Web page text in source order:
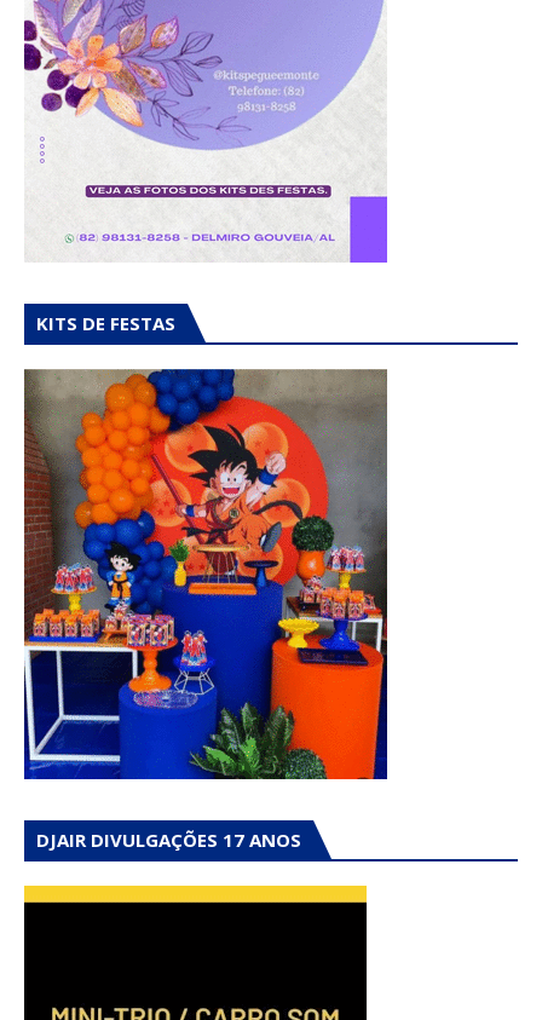
KITS DE FESTAS
DJAIR DIVULGAÇÕES 17 ANOS